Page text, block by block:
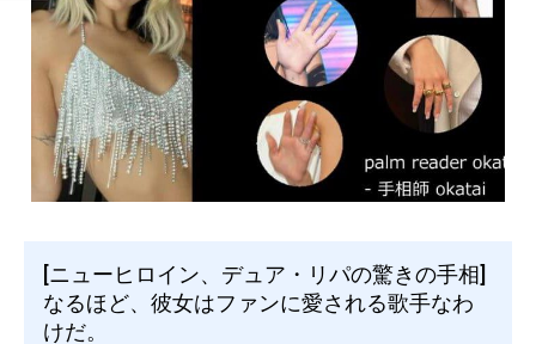
[ニューヒロイン、デュア・リパの驚きの手相]
なるほど、彼女はファンに愛される歌手なわ
けだ。